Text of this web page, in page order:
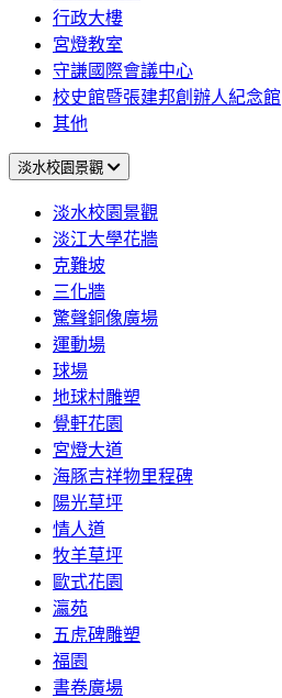
行政大樓
宮燈教室
守謙國際會議中心
校史館暨張建邦創辦人紀念館
其他
淡水校園景觀
淡水校園景觀
淡江大學花牆
克難坡
三化牆
驚聲銅像廣場
運動場
球場
地球村雕塑
覺軒花園
宮燈大道
海豚吉祥物里程碑
陽光草坪
情人道
牧羊草坪
歐式花園
瀛苑
五虎碑雕塑
福園
書卷廣場